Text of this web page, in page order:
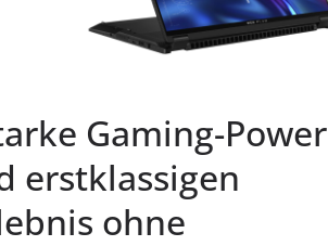
Gaming-Power
erstklassigen
ohne